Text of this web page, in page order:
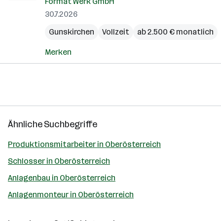
30.7.2026
Gunskirchen
Vollzeit ab 2.500 € monatlich
Merken
Ähnliche Suchbegriffe
Produktionsmitarbeiter in Oberösterreich
Schlosser in Oberösterreich
Anlagenbau in Oberösterreich
Anlagenmonteur in Oberösterreich